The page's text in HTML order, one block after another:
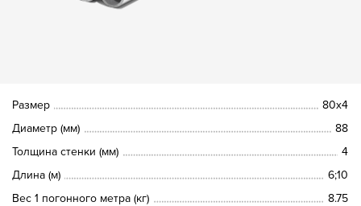
Размер
80х4
Диаметр (мм)
88
Толщина стенки (мм)
4
Длина (м)
6;10
Вес 1 погонного метра (кг)
8.75